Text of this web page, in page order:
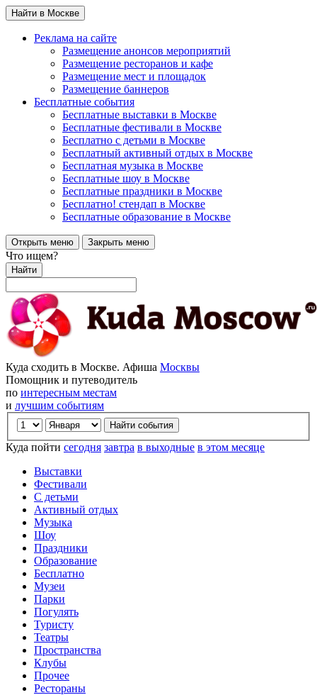
Найти в Москве
Реклама на сайте
Размещение анонсов мероприятий
Размещение ресторанов и кафе
Размещение мест и площадок
Размещение баннеров
Бесплатные события
Бесплатные выставки в Москве
Бесплатные фестивали в Москве
Бесплатно с детьми в Москве
Бесплатный активный отдых в Москве
Бесплатная музыка в Москве
Бесплатные шоу в Москве
Бесплатные праздники в Москве
Бесплатно! стендап в Москве
Бесплатные образование в Москве
Открыть меню Закрыть меню
Что ищем?
Найти
Куда сходить в Москве. Афиша Москвы
Помощник и путеводитель
по интересным местам
и лучшим событиям
Куда пойти сегодня завтра в выходные в этом месяце
Выставки
Фестивали
С детьми
Активный отдых
Музыка
Шоу
Праздники
Образование
Бесплатно
Музеи
Парки
Погулять
Туристу
Театры
Пространства
Клубы
Прочее
Рестораны